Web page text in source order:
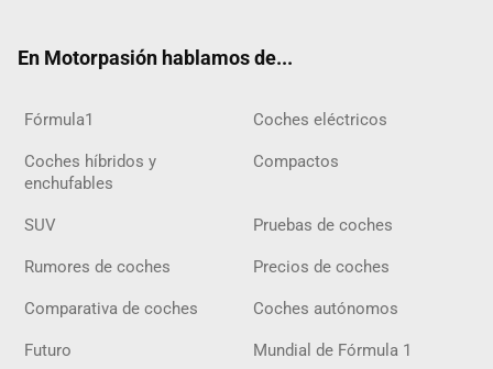
En Motorpasión hablamos de...
Fórmula1 Coches eléctricos
Coches híbridos y
enchufables
Compactos
SUV Pruebas de coches
Rumores de coches Precios de coches
Comparativa de coches Coches autónomos
Futuro Mundial de Fórmula 1